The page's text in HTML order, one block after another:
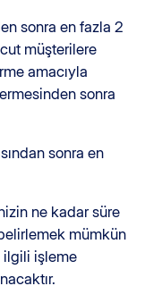
sonra en fazla 2
müşterilere
amacıyla
sonra
sonra en
ne kadar süre
mümkün
ilgili işleme